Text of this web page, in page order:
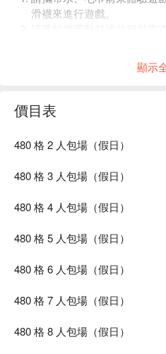
滑襪來進行遊戲。
的話現場有販售止滑襪。請
著拖鞋、涼鞋、洞洞鞋等未
患有癲癇、心血管疾病、光
孕狀態或五歲以下幼童（五
64 plus），禁止參與本活動
況，我們強烈建議在參與遊
的意見。確保自身狀況適合
5 歲（含）以下有兩種方式
plus，需購買玩家票，並且
但僅可於休息區感受快樂的
陪同。
小小探險家 ( 5 至 11 歲的未
要有法定監護人陪同到場，
行遊戲，一起享受遊戲的樂趣
青少年朋友 ( 12 至 17 歲的
場遊玩，則需請法定監護人
動當日帶來現場即可參與活動
不論大小朋友，我們提供的
顯示
價目表
480 格 2 人包場（假日）
480 格 3 人包場（假日）
480 格 4 人包場（假日）
480 格 5 人包場（假日）
480 格 6 人包場（假日）
480 格 7 人包場（假日）
480 格 8 人包場（假日）